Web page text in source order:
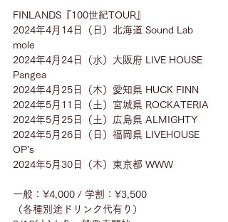
FINLANDS『100世紀TOUR』
2024年4月14日（日）北海道 Sound Lab
mole
2024年4月24日（水）大阪府 LIVE HOUSE
Pangea
2024年4月25日（木）愛知県 HUCK FINN
2024年5月11日（土）宮城県 ROCKATERIA
2024年5月25日（土）広島県 ALMIGHTY
2024年5月26日（日）福岡県 LIVEHOUSE
OP's
2024年5月30日（木）東京都 WWW
一般：¥4,000 / 学割：¥3,500
（各種別途ドリンク代有り）